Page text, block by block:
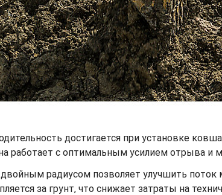
достигается при установке
работает с оптимальным усилием отрыва и
радиусом позволяет улучшить поток
за грунт, что снижает затраты на